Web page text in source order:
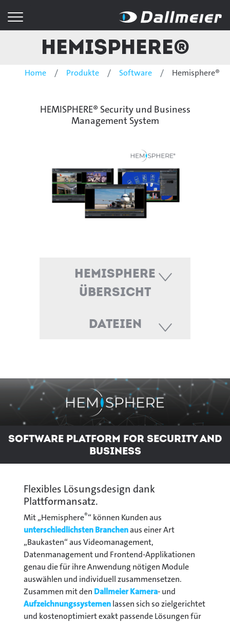
Hemisphere®
Home Produkte Software Hemisphere®
HEMISPHERE® Security und Business
Management System
Hemisphere
Übersicht
Dateien
Software Platform for Security and
Business
Flexibles Lösungsdesign dank
Plattformansatz.
Mit „Hemisphere®“ können Kunden aus
unterschiedlichsten Branchenaus einer Art
„Baukasten“ aus Videomanagement,
Datenmanagement und Frontend-Applikationen
genau die für ihre Anwendung nötigen Module
auswählen und individuell zusammensetzen.
Zusammen mit den Dallmeier Kamera- und
Aufzeichnungssystemenlassen sich so zielgerichtet
und kostenoptimiert exakt passende Lösungen für